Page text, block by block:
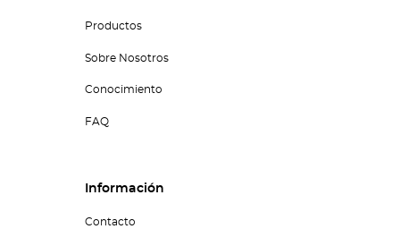
Productos
Sobre Nosotros
Conocimiento
FAQ
Información
Contacto